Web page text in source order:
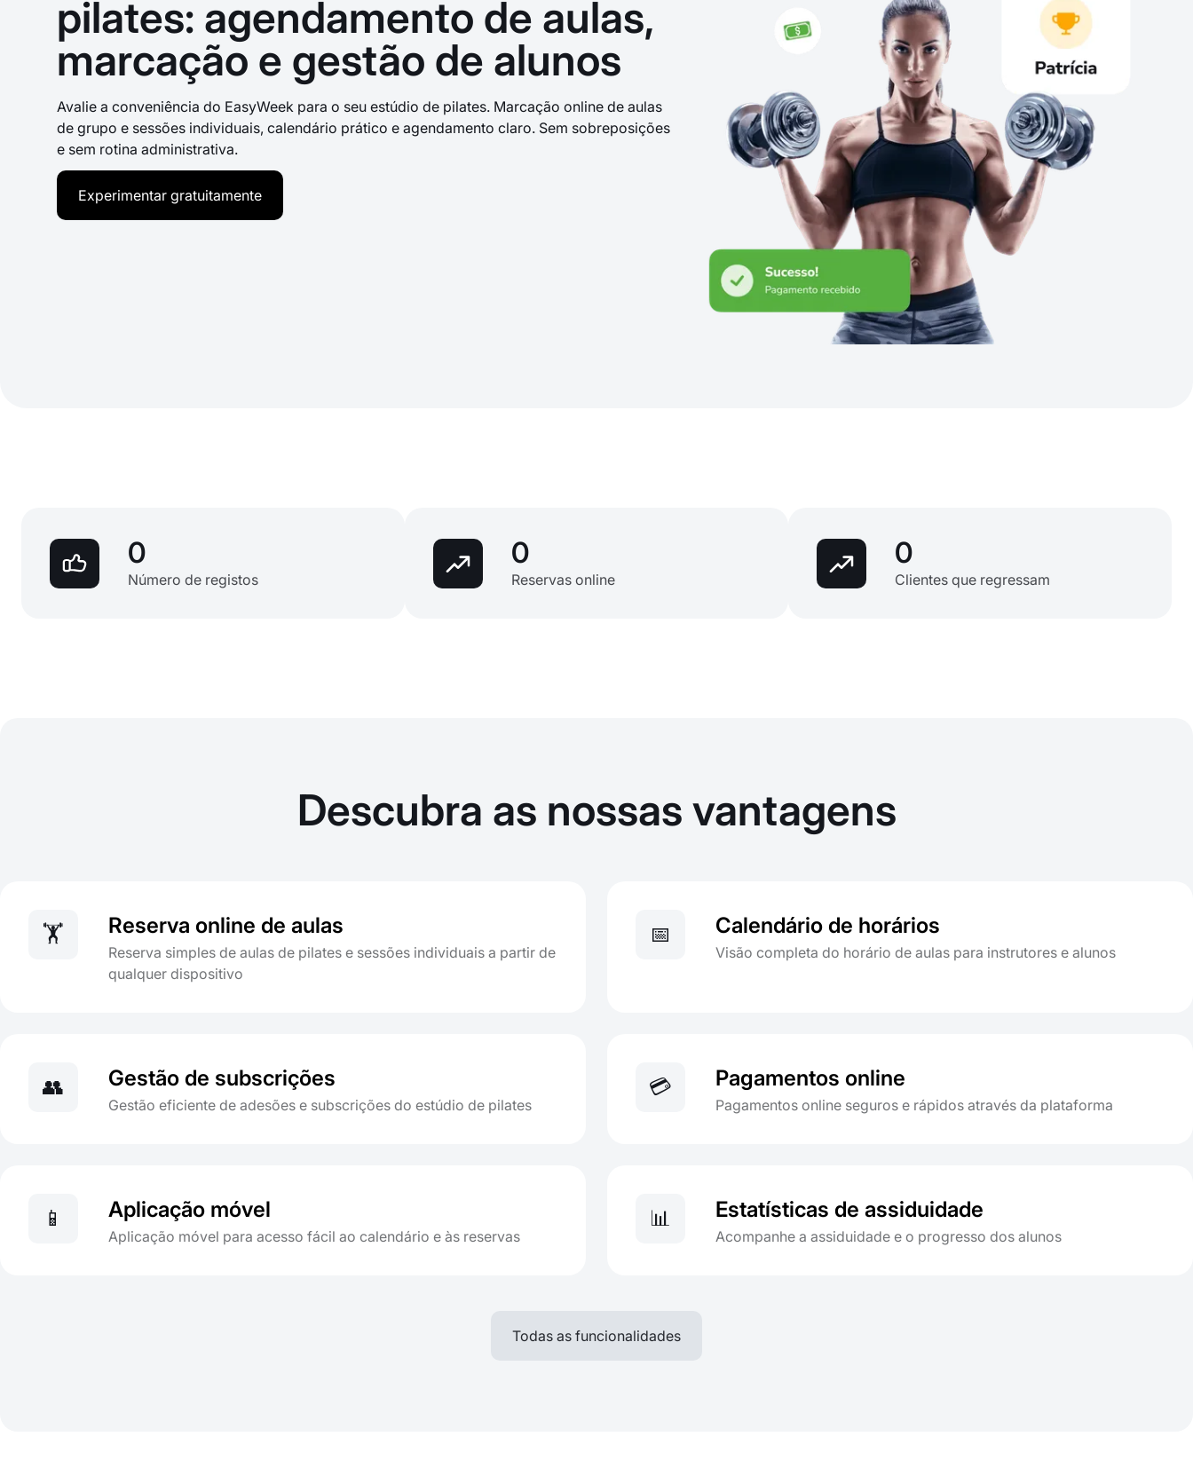
pilates: agendamento de aulas,
marcação e gestão de alunos
Avalie a conveniência do EasyWeek para o seu estúdio de pilates. Marcação online de aulas
de grupo e sessões individuais, calendário prático e agendamento claro. Sem sobreposições
e sem rotina administrativa.
Experimentar gratuitamente
0
Número de registos
0
Reservas online
0
Clientes que regressam
Descubra as nossas vantagens
🏋️ Reserva online de aulas
Reserva simples de aulas de pilates e sessões individuais a partir de
qualquer dispositivo
📅 Calendário de horários
Visão completa do horário de aulas para instrutores e alunos
👥 Gestão de subscrições
Gestão eficiente de adesões e subscrições do estúdio de pilates
💳 Pagamentos online
Pagamentos online seguros e rápidos através da plataforma
📱 Aplicação móvel
Aplicação móvel para acesso fácil ao calendário e às reservas
📊 Estatísticas de assiduidade
Acompanhe a assiduidade e o progresso dos alunos
Todas as funcionalidades